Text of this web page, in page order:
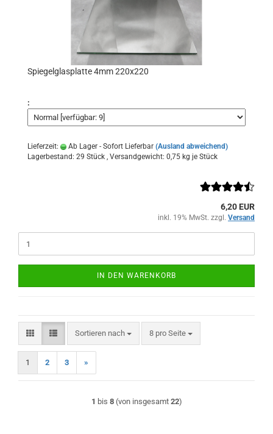
Spiegelglasplatte 4mm 220x220
:
Lieferzeit: Ab Lager - Sofort Lieferbar (Ausland abweichend)
Lagerbestand: 29 Stück , Versandgewicht: 0,75 kg je Stück
6,20 EUR
inkl. 19% MwSt. zzgl. Versand
IN DEN WARENKORB
Sortieren nach
Sortieren nach 8 pro Seite
pro Seite
1 2 3 »
1 bis 8(von insgesamt 22)